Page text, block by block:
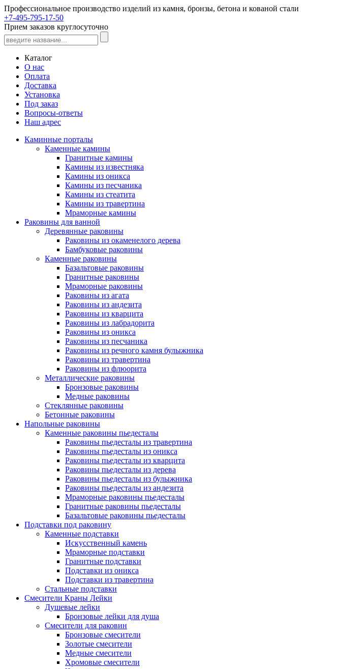
Профессиональное производство изделий из камня, бронзы, бетона и кованой стали
+7-495-795-17-50
Прием заказов круглосуточно
Каталог
О нас
Оплата
Доставка
Установка
Под заказ
Вопросы-ответы
Наш адрес
Каминные порталы
Каменные камины
Гранитные камины
Камины из известняка
Камины из оникса
Камины из песчаника
Камины из стеатита
Камины из травертина
Мраморные камины
Раковины для ванной
Деревянные раковины
Раковины из окаменелого дерева
Бамбуковые раковины
Каменные раковины
Базальтовые раковины
Гранитные раковины
Мраморные раковины
Раковины из агата
Раковины из андезита
Раковины из кварцита
Раковины из лабрадорита
Раковины из оникса
Раковины из песчаника
Раковины из речного камня булыжника
Раковины из травертина
Раковины из флюорита
Металлические раковины
Бронзовые раковины
Медные раковины
Стеклянные раковины
Бетонные раковины
Напольные раковины
Каменные раковины пьедесталы
Раковины пьедесталы из травертина
Раковины пьедесталы из оникса
Раковины пьедесталы из кварцита
Раковины пьедесталы из дерева
Раковины пьедесталы из булыжника
Раковины пьедесталы из андезита
Мраморные раковины пьедесталы
Гранитные раковины пьедесталы
Базальтовые раковины пьедесталы
Подставки под раковину
Каменные подставки
Искусственный камень
Мраморные подставки
Гранитные подставки
Подставки из оникса
Подставки из травертина
Стальные подставки
Смесители Краны Лейки
Душевые лейки
Бронзовые лейки для душа
Смесители для раковин
Бронзовые смесители
Золотые смесители
Медные смесители
Хромовые смесители